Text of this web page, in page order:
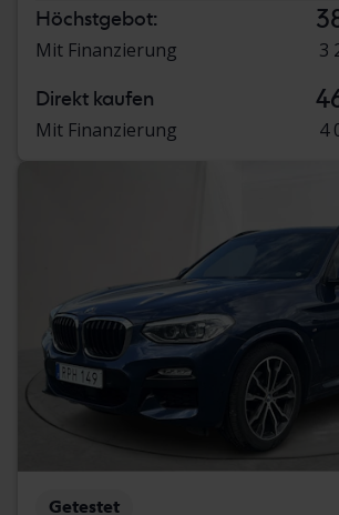
Höchstgebot:
Mit Finanzierung 3
Direkt kaufen
Mit Finanzierung 4
Getestet